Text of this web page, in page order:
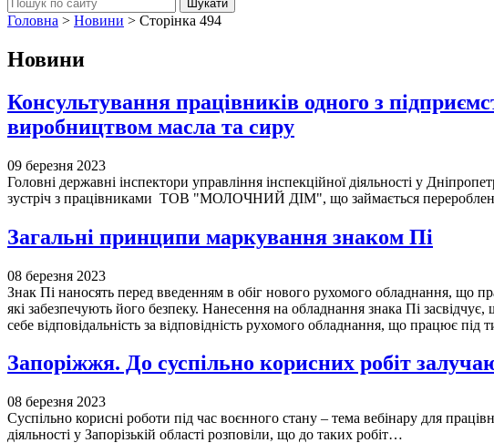
Головна > Новини > Сторінка 494
Новини
Консультування працівників одного з
виробництвом масла та сиру
09 березня 2023
Головні державні інспектори управління інспекційної діяльності у
зустріч з працівниками ТОВ "МОЛОЧНИЙ ДІМ", що займається
Загальні принципи маркування знаком Пі
08 березня 2023
Знак Пі наносять перед введенням в обіг нового рухомого обладнання, що
які забезпечують його безпеку. Нанесення на обладнання знака Пі
себе відповідальність за відповідність рухомого обладнання, що працює
Запоріжжя. До суспільно корисних робіт
08 березня 2023
Суспільно корисні роботи під час воєнного стану – тема вебінару для
діяльності у Запорізькій області розповіли, що до таких робіт…